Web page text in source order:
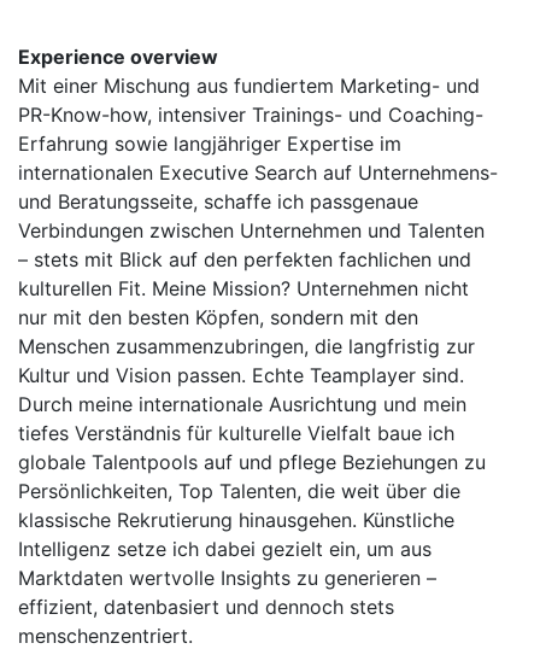
Experience overview
Mit einer Mischung aus fundiertem Marketing- und
PR-Know-how, intensiver Trainings- und Coaching-
Erfahrung sowie langjähriger Expertise im
internationalen Executive Search auf Unternehmens-
und Beratungsseite, schaffe ich passgenaue
Verbindungen zwischen Unternehmen und Talenten
– stets mit Blick auf den perfekten fachlichen und
kulturellen Fit. Meine Mission? Unternehmen nicht
nur mit den besten Köpfen, sondern mit den
Menschen zusammenzubringen, die langfristig zur
Kultur und Vision passen. Echte Teamplayer sind.
Durch meine internationale Ausrichtung und mein
tiefes Verständnis für kulturelle Vielfalt baue ich
globale Talentpools auf und pflege Beziehungen zu
Persönlichkeiten, Top Talenten, die weit über die
klassische Rekrutierung hinausgehen. Künstliche
Intelligenz setze ich dabei gezielt ein, um aus
Marktdaten wertvolle Insights zu generieren –
effizient, datenbasiert und dennoch stets
menschenzentriert.